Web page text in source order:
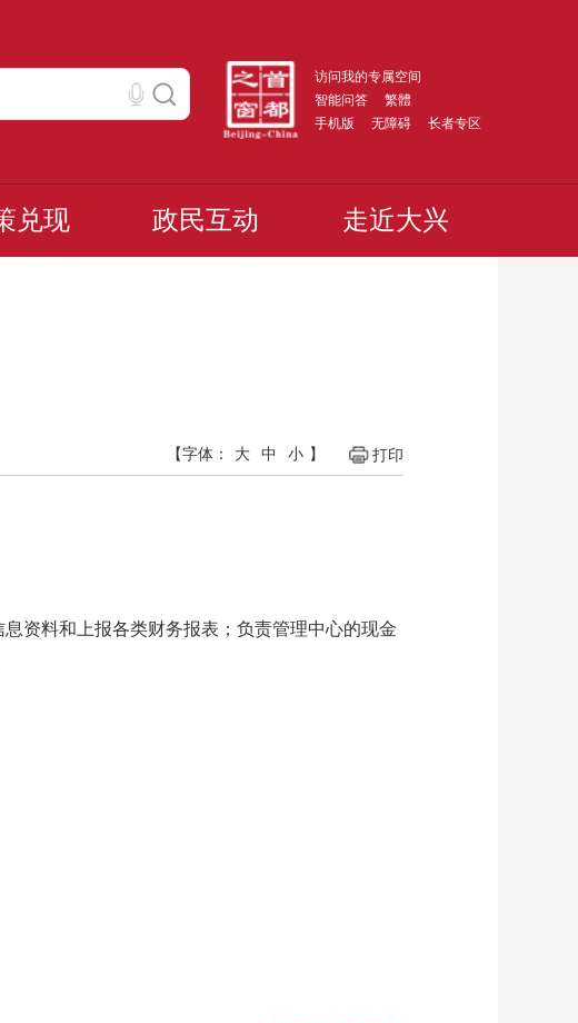
访问我的专属空间
智能问答
繁體
手机版
无障碍 长者专区
兑现 政民互动 走近大兴
打印
【字体： 大 中 小 】
料和上报各类财务报表；负责管理中心的现金